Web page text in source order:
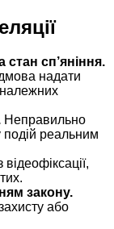
сп’яніння.
надати
належних
Неправильно
подій реальним
відеофіксації,
закону.
або